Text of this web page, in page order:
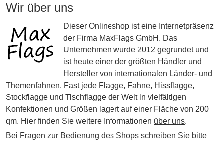
Wir über uns
Dieser Onlineshop ist eine Internetpräsenz
der Firma MaxFlags GmbH. Das
Unternehmen wurde 2012 gegründet und
ist heute einer der größten Händler und
Hersteller von internationalen Länder- und
Themenfahnen. Fast jede Flagge, Fahne, Hissflagge,
Stockflagge und Tischflagge der Welt in vielfältigen
Konfektionen und Größen lagert auf einer Fläche von 200
qm. Hier finden Sie weitere Informationen über uns.
Bei Fragen zur Bedienung des Shops schreiben Sie bitte